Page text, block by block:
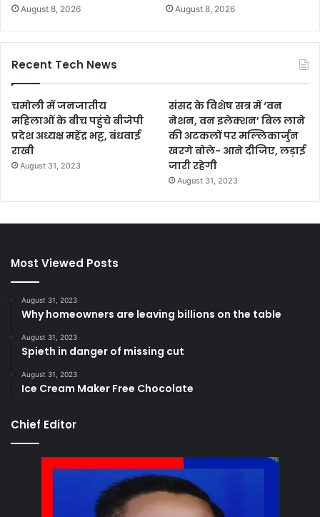
August 8, 2026 August 8, 2026
Recent Tech News
चमोली में जनजातीय
महिलाओं के बीच पहुंचे बीजेपी
प्रदेश अध्यक्ष महेंद्र भट्ट, बंधवाई
राखी
August 31, 2023
संसद के विशेष सत्र में ‘वन
नेशन, वन इलेक्शन’ बिल लाने
की अटकलों पर मल्लिकार्जुन
खरगे बोले- आने दीजिए, लड़ाई
जारी रहेगी
August 31, 2023
Most Viewed Posts
August 31, 2023
Why homeowners are leaving billions on the table
August 31, 2023
Spieth in danger of missing cut
August 31, 2023
Ice Cream Maker Free Chocolate
Chief Editor